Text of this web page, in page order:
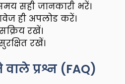
सही जानकारी भरें।
ही अपलोड करें।
रखें।
रखें।
प्रश्न (FAQ)